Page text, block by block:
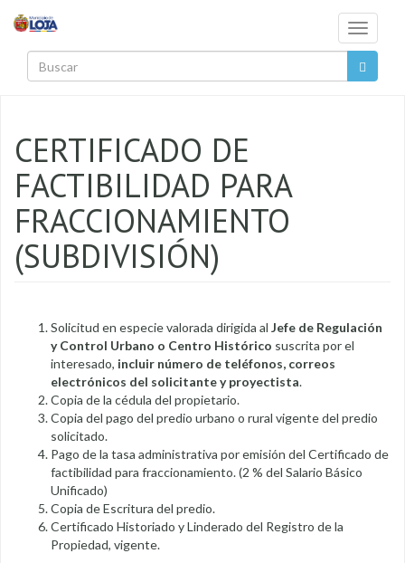
Toggle
CERTIFICADO DE
FACTIBILIDAD PARA
FRACCIONAMIENTO
(SUBDIVISIÓN)
Solicitud en especie valorada dirigida al Jefe de Regulación
y Control Urbano o Centro Histórico suscrita por el
interesado, incluir número de teléfonos, correos
electrónicos del solicitante y proyectista.
Copia de la cédula del propietario.
Copia del pago del predio urbano o rural vigente del predio
solicitado.
Pago de la tasa administrativa por emisión del Certificado de
factibilidad para fraccionamiento. (2 % del Salario Básico
Unificado)
Copia de Escritura del predio.
Certificado Historiado y Linderado del Registro de la
Propiedad, vigente.